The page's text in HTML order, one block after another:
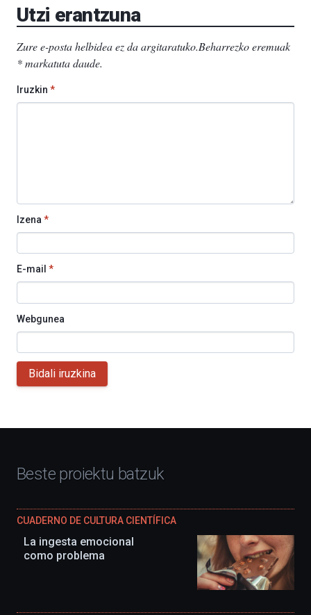
Utzi erantzuna
Zure e-posta helbidea ez da argitaratuko.Beharrezko eremuak
*markatuta daude.
Iruzkin *
Izena *
E-mail *
Webgunea
Bidali iruzkina
Beste proiektu batzuk
CUADERNO DE CULTURA CIENTÍFICA
La ingesta emocional
como problema